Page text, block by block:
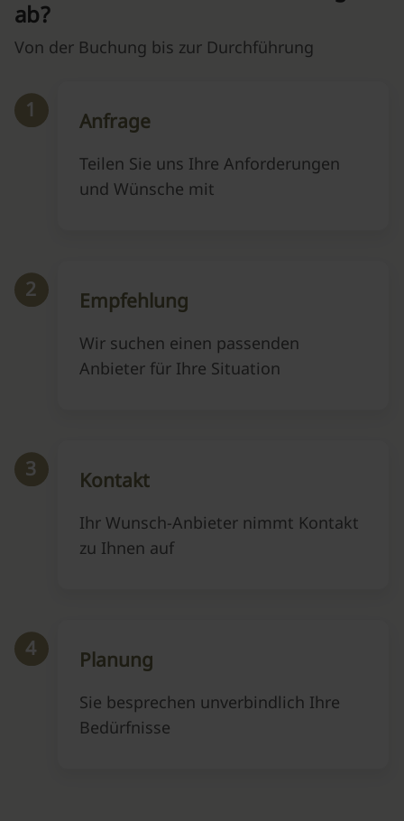
ab?
Von der Buchung bis zur Durchführung
1 Anfrage
Teilen Sie uns Ihre Anforderungen
und Wünsche mit
2 Empfehlung
Wir suchen einen passenden
Anbieter für Ihre Situation
3 Kontakt
Ihr Wunsch-Anbieter nimmt Kontakt
zu Ihnen auf
4 Planung
Sie besprechen unverbindlich Ihre
Bedürfnisse